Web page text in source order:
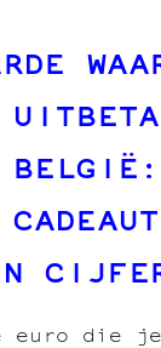
//
//OJET
imprimée  //
//
//  DONNE-
//         //  TON
//e darkweb//
//         //  JEAN-
/////////////
euro die